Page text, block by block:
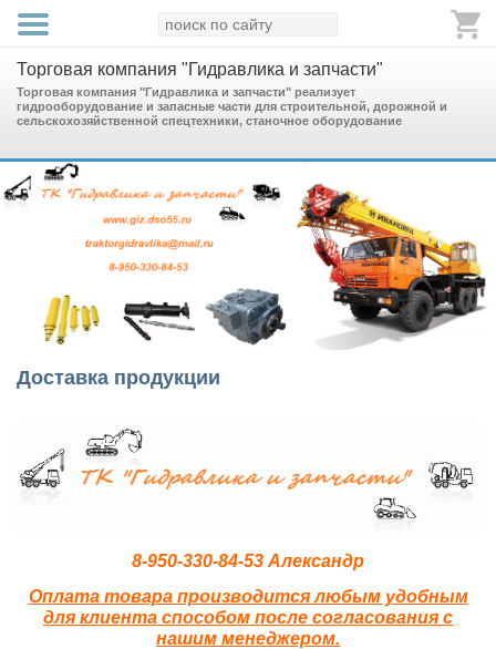
Торговая компания "Гидравлика и запчасти"
Торговая компания "Гидравлика и запчасти" реализует
гидрооборудование и запасные части для строительной, дорожной и
сельскохозяйственной спецтехники, станочное оборудование
Доставка продукции
8-950-330-84-53 Александр
Оплата товара производится любым удобным
для клиента способом после согласования с
нашим менеджером.